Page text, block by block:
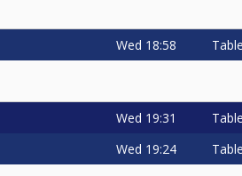
Wed 18:58
Wed 19:31
Wed 19:24